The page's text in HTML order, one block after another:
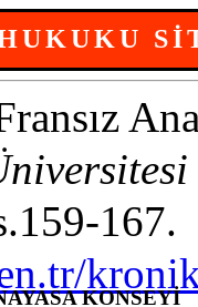
167.
KONSEYİ